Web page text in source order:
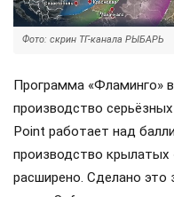
Фото: скрин ТГ-канала РЫБАРЬ
Программа «Фламинго»
производство
Point работает над
производство
расширено. Сделано это